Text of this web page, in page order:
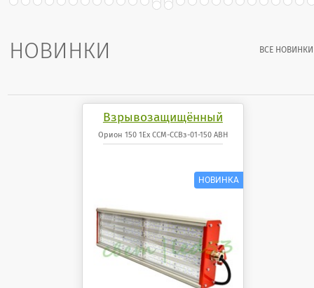
НОВИНКИ ВСЕ НОВИНКИ
Взрывозащищённый
светодиодный
ССМ-ССВз-01-150 АВН
Орион 150 1Ex ССМ-ССВз-01-150 АВН